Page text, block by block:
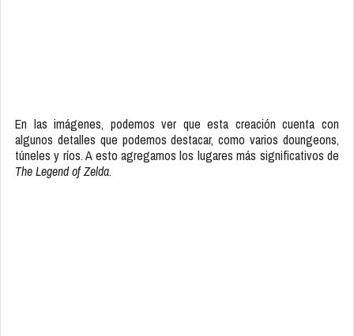
En las imágenes, podemos ver que esta creación cuenta con
algunos detalles que podemos destacar, como varios doungeons,
túneles y ríos. A esto agregamos los lugares más significativos de
The Legend of Zelda.